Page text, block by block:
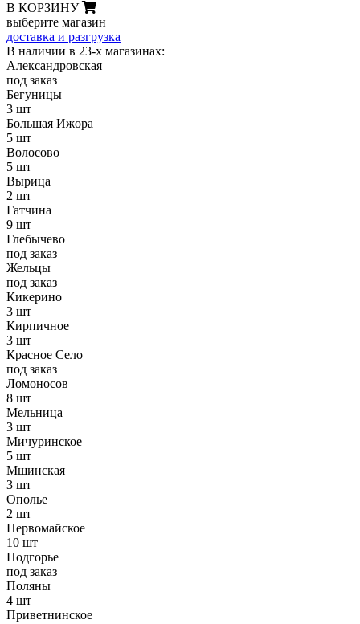
В КОРЗИНУ
выберите магазин
доставка и разгрузка
В наличии в 23-х магазинах:
Александровская
под заказ
Бегуницы
3 шт
Большая Ижора
5 шт
Волосово
5 шт
Вырица
2 шт
Гатчина
9 шт
Глебычево
под заказ
Жельцы
под заказ
Кикерино
3 шт
Кирпичное
3 шт
Красное Село
под заказ
Ломоносов
8 шт
Мельница
3 шт
Мичуринское
5 шт
Мшинская
3 шт
Ополье
2 шт
Первомайское
10 шт
Подгорье
под заказ
Поляны
4 шт
Приветнинское